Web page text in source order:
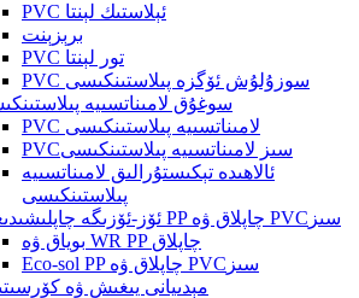
PVC ئېلاستىك لېنتا
برېزېنت
PVC تور لېنتا
PVC سوزۇلۇش ئۆگزە پىلاستىنكىسى
سوغۇق لامىناتسىيە
PVC لامىناتسىيە پىلاستىنكىسى
PVCسىز لامىناتسىيە پىلاستىنكىسى
ئالاھىدە تېكىستۇرالىق لامىناتسىيە
پىلاستىنكىسى
ئۆز-ئۆزىگە چاپلىشىدىغان PP چاپلاق ۋە PVCسىز
بوياق ۋە WR PP چاپلاق
Eco-sol PP چاپلاق ۋە PVCسىز
مېدىيانى يىغىش ۋە